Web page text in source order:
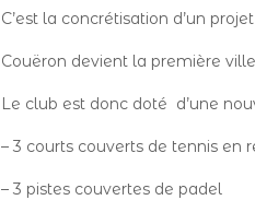
C’est la concrétisation d’un
Couëron devient la première
Le club est donc doté d’une
– 3 courts couverts de tennis en
– 3 pistes couvertes de padel